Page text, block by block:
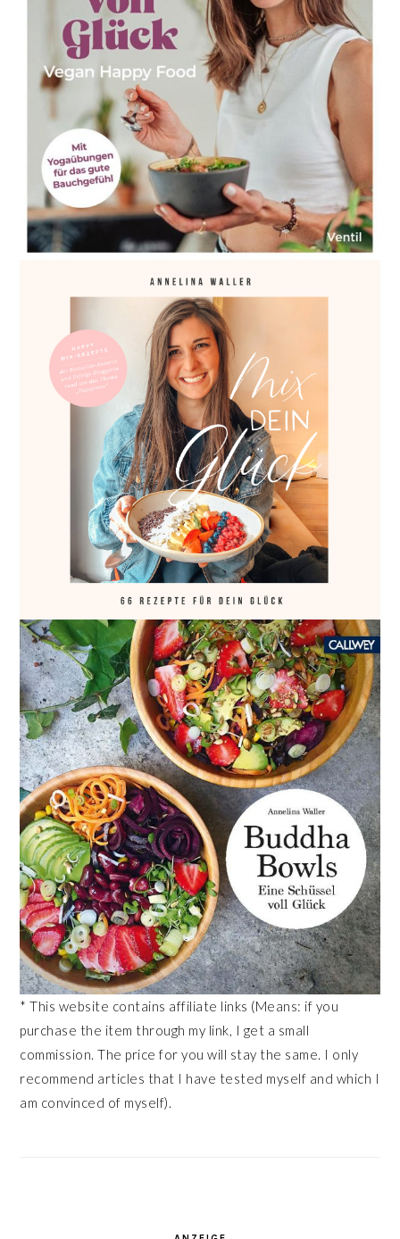
* This website contains affiliate links (Means: if you
purchase the item through my link, I get a small
commission. The price for you will stay the same. I only
recommend articles that I have tested myself and which I
am convinced of myself).